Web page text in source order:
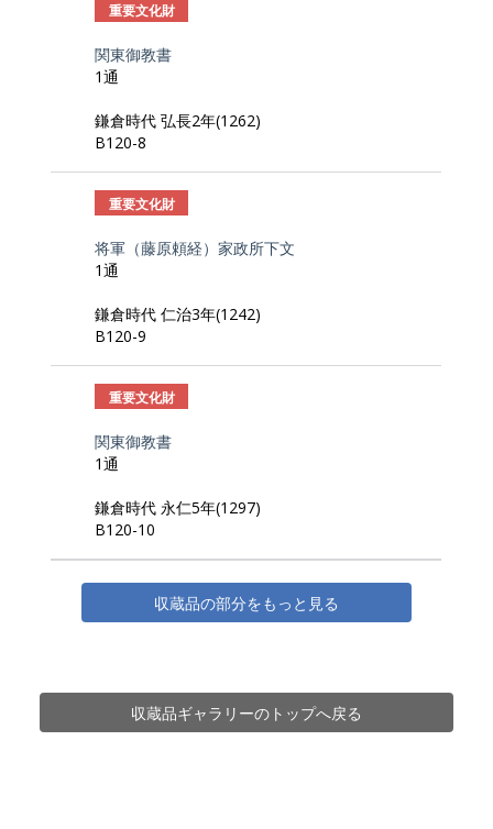
重要文化財
関東御教書
1通
鎌倉時代 弘長2年(1262)
B120-8
重要文化財
将軍（藤原頼経）家政所下文
1通
鎌倉時代 仁治3年(1242)
B120-9
重要文化財
関東御教書
1通
鎌倉時代 永仁5年(1297)
B120-10
収蔵品の部分をもっと見る
収蔵品ギャラリーのトップへ戻る